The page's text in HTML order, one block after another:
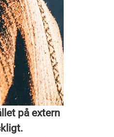
på extern